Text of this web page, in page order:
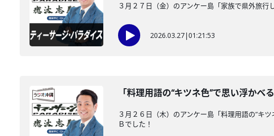
３月２７日（金）のアンケー島「家族で県外旅
2026.03.27|01:21:53
「料理用語の“キツネ色”で思い浮かべ
３月２６日（木）のアンケー島「料理用語の“キ
Ｂでした！